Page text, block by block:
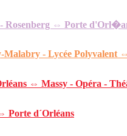
- Rosenberg ⇔ Porte
Malabry - Lycée Polyvalent
⇔ Massy - Opéra -
Porte d´Orléans